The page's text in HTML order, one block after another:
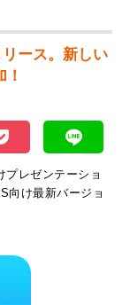
ース。新しい
レゼンテーショ
向け最新バージョ